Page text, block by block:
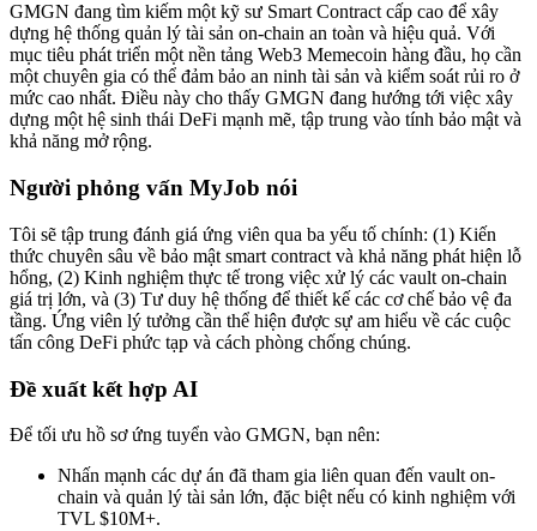
GMGN đang tìm kiếm một kỹ sư Smart Contract cấp cao để xây
dựng hệ thống quản lý tài sản on-chain an toàn và hiệu quả. Với
mục tiêu phát triển một nền tảng Web3 Memecoin hàng đầu, họ cần
một chuyên gia có thể đảm bảo an ninh tài sản và kiểm soát rủi ro ở
mức cao nhất. Điều này cho thấy GMGN đang hướng tới việc xây
dựng một hệ sinh thái DeFi mạnh mẽ, tập trung vào tính bảo mật và
khả năng mở rộng.
Người phỏng vấn MyJob nói
Tôi sẽ tập trung đánh giá ứng viên qua ba yếu tố chính: (1) Kiến
thức chuyên sâu về bảo mật smart contract và khả năng phát hiện lỗ
hổng, (2) Kinh nghiệm thực tế trong việc xử lý các vault on-chain
giá trị lớn, và (3) Tư duy hệ thống để thiết kế các cơ chế bảo vệ đa
tầng. Ứng viên lý tưởng cần thể hiện được sự am hiểu về các cuộc
tấn công DeFi phức tạp và cách phòng chống chúng.
Đề xuất kết hợp AI
Để tối ưu hồ sơ ứng tuyển vào GMGN, bạn nên:
Nhấn mạnh các dự án đã tham gia liên quan đến vault on-
chain và quản lý tài sản lớn, đặc biệt nếu có kinh nghiệm với
TVL $10M+.